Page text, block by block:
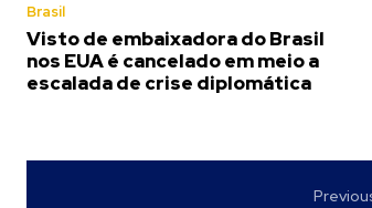
Brasil
Visto de embaixadora do Brasil
nos EUA é cancelado em meio a
escalada de crise diplomática